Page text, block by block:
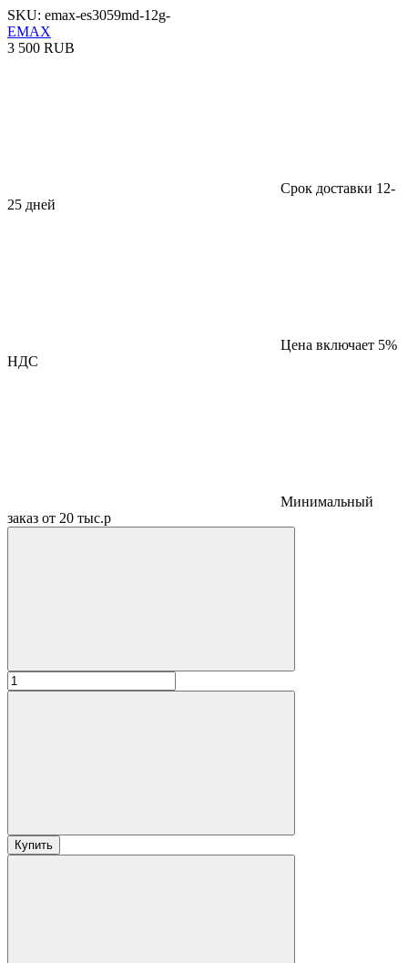
SKU: emax-es3059md-12g-
EMAX
3 500 RUB
Срок доставки 12-
25 дней
Цена включает 5%
НДС
Минимальный
заказ от 20 тыс.р
Купить